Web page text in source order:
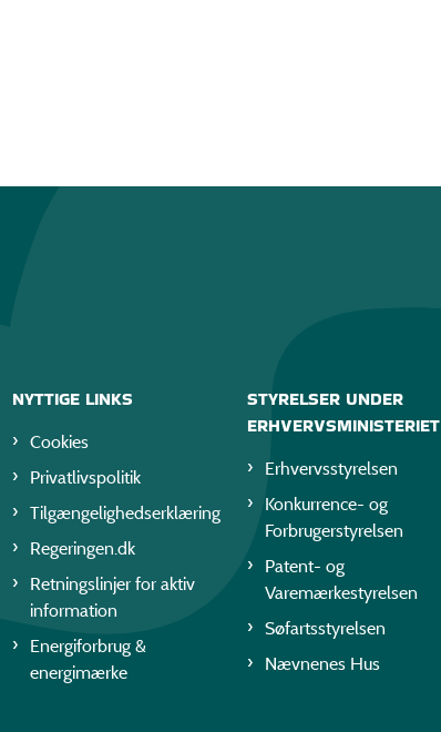
NYTTIGE LINKS
Cookies
Privatlivspolitik
Tilgængelighedserklæring
Regeringen.dk
Retningslinjer for aktiv
information
Energiforbrug &
energimærke
STYRELSER UNDER
ERHVERVSMINISTERIET
Erhvervsstyrelsen
Konkurrence- og
Forbrugerstyrelsen
Patent- og
Varemærkestyrelsen
Søfartsstyrelsen
Nævnenes Hus